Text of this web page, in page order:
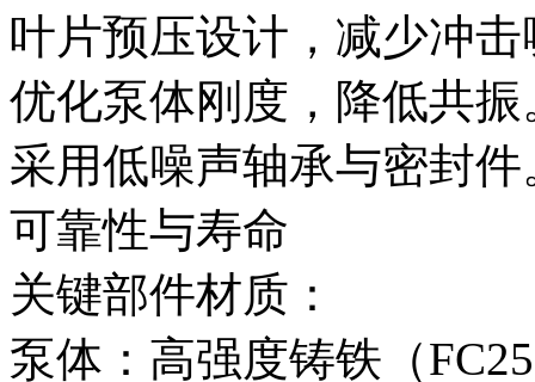
叶片预压设计，减少冲击
优化泵体刚度，降低共振
采用低噪声轴承与密封件
可靠性与寿命
关键部件材质：
泵体：高强度铸铁（